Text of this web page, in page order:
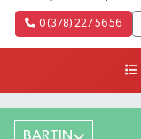
0 (378) 227 56 56
BARTIN